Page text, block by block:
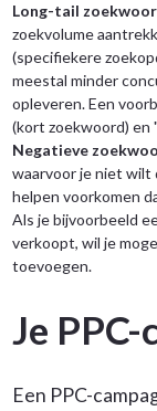
Long-tail
zoekvolume
(specifiekere
meestal minder
opleveren. Een
(kort zoekwoord) en
Negatieve
waarvoor je niet
helpen voorkomen
Als je bijvoorbeeld
verkoopt, wil je
toevoegen.
Je
Een PPC-